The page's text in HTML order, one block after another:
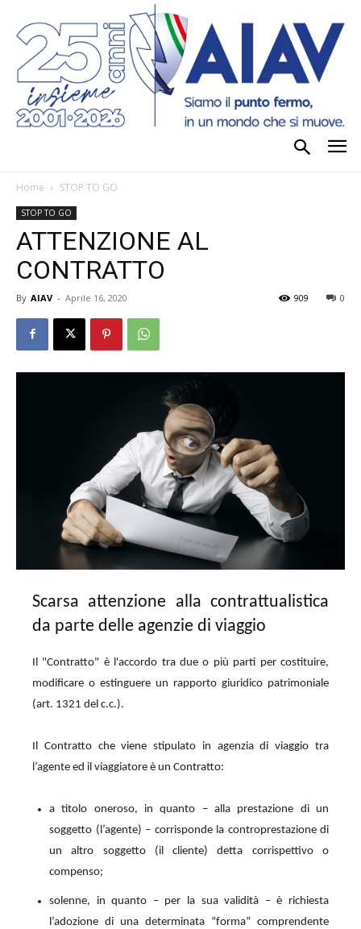
Home STOP TO GO
STOP TO GO
ATTENZIONE AL
CONTRATTO
By AIAV - Aprile 16, 2020 0
909
Scarsa attenzione alla contrattualistica
da parte delle agenzie di viaggio
Il "Contratto" è l'accordo tra due o più parti per costituire,
modificare o estinguere un rapporto giuridico patrimoniale
(art. 1321 del c.c.).
Il Contratto che viene stipulato in agenzia di viaggio tra
l’agente ed il viaggiatore è un Contratto:
a titolo oneroso, in quanto – alla prestazione di un
soggetto (l’agente) – corrisponde la controprestazione di
un altro soggetto (il cliente) detta corrispettivo o
compenso;
solenne, in quanto – per la sua validità – è richiesta
l’adozione di una determinata “forma” comprendente